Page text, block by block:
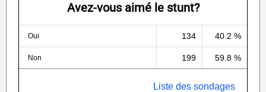
Avez-vous aimé le stunt?
Oui 134 40.2 %
Non 199 59.8 %
Liste des sondages